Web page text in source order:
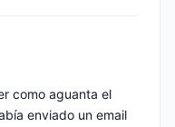
como aguanta el
enviado un email